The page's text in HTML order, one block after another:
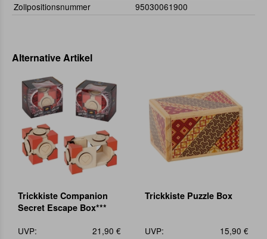
Zollpositionsnummer
95030061900
Alternative Artikel
Trickkiste Companion
Secret Escape Box***
UVP:
21,90 €
Trickkiste Puzzle Box
UVP: 15,90 €